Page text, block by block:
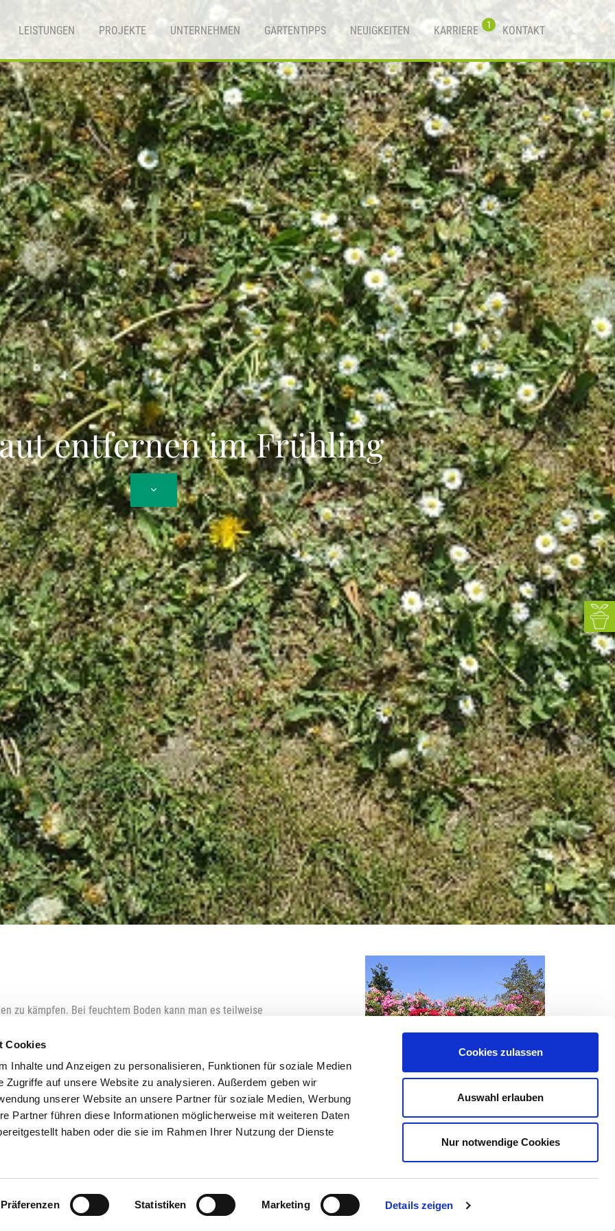
Cookies
Inhalte und Anzeigen zu personalisieren, Funktionen für soziale Medien
Zugriffe auf unsere Website zu analysieren. Außerdem geben wir
unserer Website an unsere Partner für soziale Medien, Werbung
Partner führen diese Informationen möglicherweise mit weiteren Daten
haben oder die sie im Rahmen Ihrer Nutzung der Dienste
Präferenzen Statistiken Marketing Details zeigen
Cookies zulassen
Auswahl erlauben
Nur notwendige Cookies
LEISTUNGEN PROJEKTE UNTERNEHMEN GARTENTIPPS NEUIGKEITEN KARRIERE 1 KONTAKT
entfernen im Frühling
zu kämpfen. Bei feuchtem Boden kann man es teilweise
Rosen vor Pilzbefall
schützen
Wenn eine Rose schwarze oder weiße